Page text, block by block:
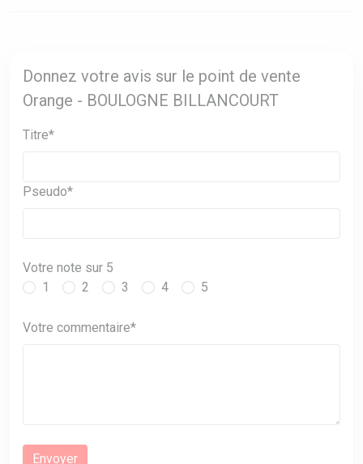
Donnez votre avis sur le point de vente
Orange - BOULOGNE BILLANCOURT
Titre*
Pseudo*
Votre note sur 5
1
2 3 4 5
Votre commentaire*